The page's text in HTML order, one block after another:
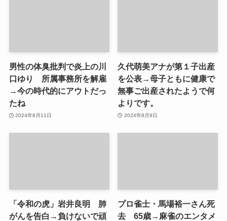
男性の体臭批判で炎上の川
口ゆり 所属事務所を解雇
→今の時代的にアウトだっ
たね
2024年8月11日
久代萌美アナが第１子出産
を公表→母子ともに健康で
無事ご出産されたようで何
よりです。
2024年8月9日
「令和の虎」岩井良明 肺
がんを告白→負けないで頑
プロ雀士・馬場裕一さん死
去 65歳→麻雀のエンタメ